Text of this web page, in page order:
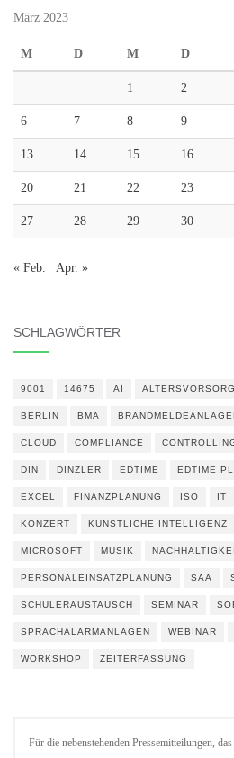
März 2023
M D M D
1 2
6 7 8 9
13 14 15 16
20 21 22 23
27 28 29 30
« Feb. Apr. »
SCHLAGWÖRTER
9001 14675 AI
BERLIN BMA
CLOUD COMPLIANCE
DIN DINZLER EDTIME EDTIME
EXCEL FINANZPLANUNG ISO IT
KONZERT KÜNSTLICHE INTELLIGENZ
MICROSOFT MUSIK
PERSONALEINSATZPLANUNG SAA
SCHÜLERAUSTAUSCH SEMINAR
SPRACHALARMANLAGEN WEBINAR
WORKSHOP ZEITERFASSUNG
Für die nebenstehenden Pressemitteilungen,